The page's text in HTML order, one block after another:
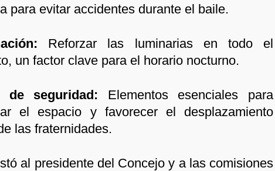
para evitar accidentes durante el baile.
Reforzar las luminarias en todo el
un factor clave para el horario nocturno.
de seguridad: Elementos esenciales para
el espacio y favorecer el desplazamiento
las fraternidades.
al presidente del Concejo y a las comisiones